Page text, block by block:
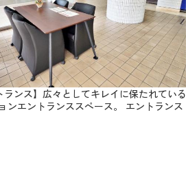
ランス】広々としてキレイに保たれている
ンエントランススペース。 エントランス